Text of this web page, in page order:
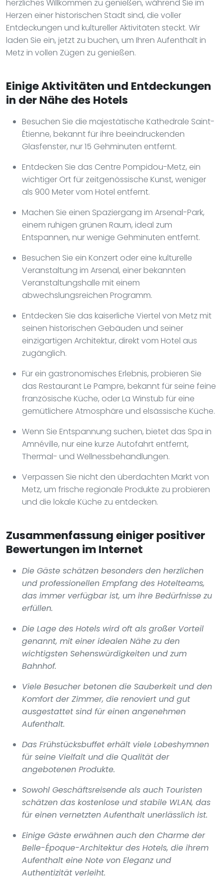
herzliches Willkommen zu genießen, während Sie im
Herzen einer historischen Stadt sind, die voller
Entdeckungen und kultureller Aktivitäten steckt. Wir
laden Sie ein, jetzt zu buchen, um Ihren Aufenthalt in
Metz in vollen Zügen zu genießen.
Einige Aktivitäten und Entdeckungen
in der Nähe des Hotels
Besuchen Sie die majestätische Kathedrale Saint-
Étienne, bekannt für ihre beeindruckenden
Glasfenster, nur 15 Gehminuten entfernt.
Entdecken Sie das Centre Pompidou-Metz, ein
wichtiger Ort für zeitgenössische Kunst, weniger
als 900 Meter vom Hotel entfernt.
Machen Sie einen Spaziergang im Arsenal-Park,
einem ruhigen grünen Raum, ideal zum
Entspannen, nur wenige Gehminuten entfernt.
Besuchen Sie ein Konzert oder eine kulturelle
Veranstaltung im Arsenal, einer bekannten
Veranstaltungshalle mit einem
abwechslungsreichen Programm.
Entdecken Sie das kaiserliche Viertel von Metz mit
seinen historischen Gebäuden und seiner
einzigartigen Architektur, direkt vom Hotel aus
zugänglich.
Für ein gastronomisches Erlebnis, probieren Sie
das Restaurant Le Pampre, bekannt für seine feine
französische Küche, oder La Winstub für eine
gemütlichere Atmosphäre und elsässische Küche.
Wenn Sie Entspannung suchen, bietet das Spa in
Amnéville, nur eine kurze Autofahrt entfernt,
Thermal- und Wellnessbehandlungen.
Verpassen Sie nicht den überdachten Markt von
Metz, um frische regionale Produkte zu probieren
und die lokale Küche zu entdecken.
Zusammenfassung einiger positiver
Bewertungen im Internet
Die Gäste schätzen besonders den herzlichen
und professionellen Empfang des Hotelteams,
das immer verfügbar ist, um ihre Bedürfnisse zu
erfüllen.
Die Lage des Hotels wird oft als großer Vorteil
genannt, mit einer idealen Nähe zu den
wichtigsten Sehenswürdigkeiten und zum
Bahnhof.
Viele Besucher betonen die Sauberkeit und den
Komfort der Zimmer, die renoviert und gut
ausgestattet sind für einen angenehmen
Aufenthalt.
Das Frühstücksbuffet erhält viele Lobeshymnen
für seine Vielfalt und die Qualität der
angebotenen Produkte.
Sowohl Geschäftsreisende als auch Touristen
schätzen das kostenlose und stabile WLAN, das
für einen vernetzten Aufenthalt unerlässlich ist.
Einige Gäste erwähnen auch den Charme der
Belle-Époque-Architektur des Hotels, die ihrem
Aufenthalt eine Note von Eleganz und
Authentizität verleiht.